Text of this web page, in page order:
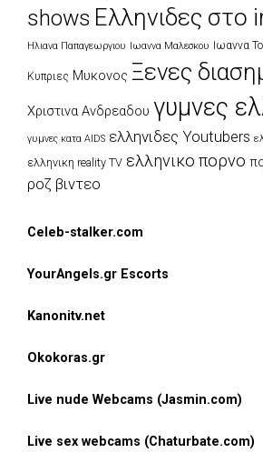
shows Ελληνιδες στο
Ηλιανα Παπαγεωργιου Ιωαννα Μαλεσκου Ιωαννα
Κυπριες Μυκονος Ξενες
Χριστινα Ανδρεαδου γυμνες
γυμνες κατα AIDS ελληνιδες Youtubers
ελληνικη reality TV ελληνικο πορνο
ροζ βιντεο
Celeb-stalker.com
YourAngels.gr Escorts
Kanonitv.net
Okokoras.gr
Live nude Webcams (Jasmin.com)
Live sex webcams (Chaturbate.com)